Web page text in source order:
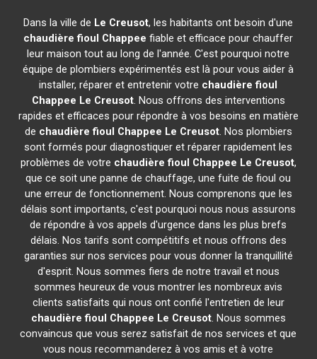
Dans la ville de Le Creusot, les habitants ont besoin d'une
chaudière fioul Chappee fiable et efficace pour chauffer
leur maison tout au long de l'année. C'est pourquoi notre
équipe de plombiers expérimentés est là pour vous aider à
installer, réparer et entretenir votre chaudière fioul
Chappee Le Creusot. Nous offrons des interventions
rapides et efficaces pour répondre à vos besoins en matière
de chaudière fioul Chappee Le Creusot. Nos plombiers
sont formés pour diagnostiquer et réparer rapidement les
problèmes de votre chaudière fioul Chappee Le Creusot,
que ce soit une panne de chauffage, une fuite de fioul ou
une erreur de fonctionnement. Nous comprenons que les
délais sont importants, c'est pourquoi nous nous assurons
de répondre à vos appels d'urgence dans les plus brefs
délais. Nos tarifs sont compétitifs et nous offrons des
garanties sur nos services pour vous donner la tranquillité
d'esprit. Nous sommes fiers de notre travail et nous
sommes heureux de vous montrer les nombreux avis
clients satisfaits qui nous ont confié l'entretien de leur
chaudière fioul Chappee Le Creusot. Nous sommes
convaincus que vous serez satisfait de nos services et que
vous nous recommanderez à vos amis et à votre